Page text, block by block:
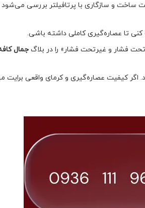
و سازگاری با پرتافیلتر بررسی می‌شود
کنی تا عصاره‌گیری کاملی داشته باشی.
فشار و غیرتحت فشار» را در بلاگ جمال
اسپرسو هستند. اگر کیفیت عصاره‌گیری و کرمای